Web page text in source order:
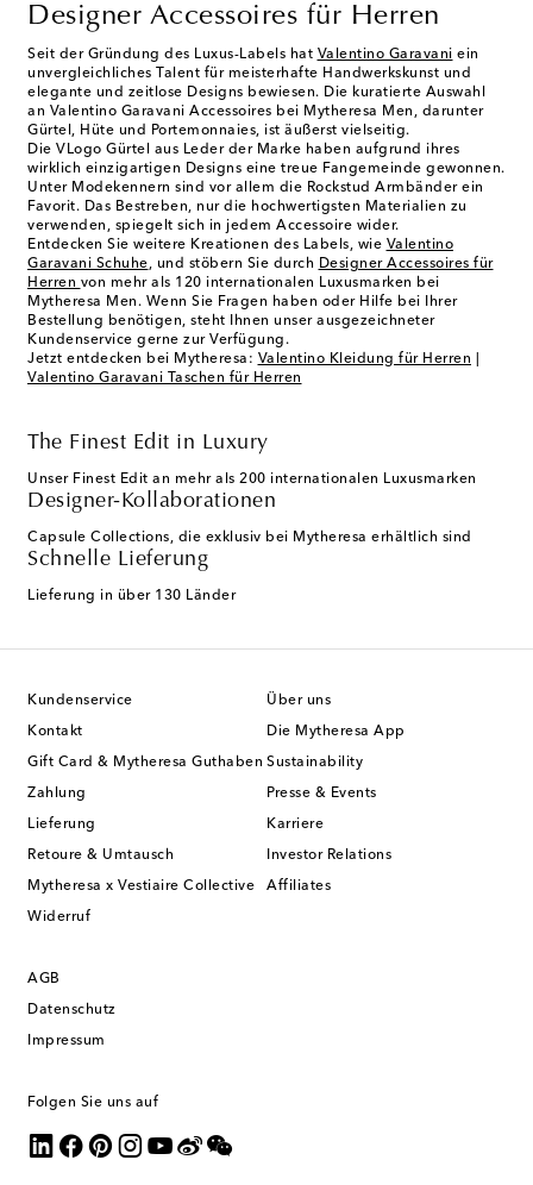
Designer Accessoires für Herren
Seit der Gründung des Luxus-Labels hat Valentino Garavani ein
unvergleichliches Talent für meisterhafte Handwerkskunst und
elegante und zeitlose Designs bewiesen. Die kuratierte Auswahl
an Valentino Garavani Accessoires bei Mytheresa Men, darunter
Gürtel , Hüte und Portemonnaies, ist äußerst vielseitig.
Die VLogo Gürtel aus Leder der Marke haben aufgrund ihres
wirklich einzigartigen Designs eine treue Fangemeinde gewonnen.
Unter Modekennern sind vor allem die Rockstud Armbänder ein
Favorit. Das Bestreben, nur die hochwertigsten Materialien zu
verwenden, spiegelt sich in jedem Accessoire wider.
Entdecken Sie weitere Kreationen des Labels, wie Valentino
Garavani Schuhe, und stöbern Sie durch Designer Accessoires für
Herren von mehr als 120 internationalen Luxusmarken bei
Mytheresa Men. Wenn Sie Fragen haben oder Hilfe bei Ihrer
Bestellung benötigen, steht Ihnen unser ausgezeichneter
Kundenservice gerne zur Verfügung.
Jetzt entdecken bei Mytheresa: Valentino Kleidung für Herren
Valentino Garavani Taschen für Herren
The Finest Edit in Luxury
Unser Finest Edit an mehr als 200 internationalen Luxusmarken
Designer-Kollaborationen
Capsule Collections, die exklusiv bei Mytheresa erhältlich sind
Schnelle Lieferung
Lieferung in über 130 Länder
Kundenservice
Kontakt
Gift Card & Mytheresa Guthaben
Zahlung
Lieferung
Retoure & Umtausch
Mytheresa x Vestiaire Collective
Widerruf
Über uns
Die Mytheresa App
Sustainability
Presse & Events
Karriere
Investor Relations
Affiliates
AGB
Datenschutz
Impressum
Folgen Sie uns auf